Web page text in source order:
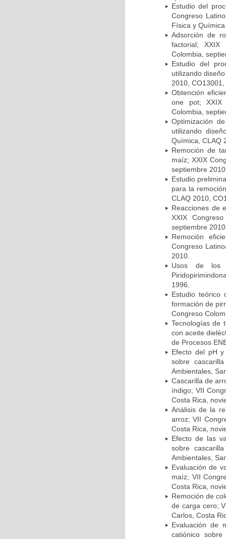
Estudio del
Congreso
Física y
Adsorción de
factorial; XXIX
Colombia,
Estudio del
utilizando
2010,
Obtención
one pot; XXIX
Colombia,
Optimización
utilizando
Química, CLAQ
Remoción de
maíz; XXIX
septiembre
Estudio
para la
CLAQ 2010,
Reacciones de
XXIX
septiembre
Remoción
Congreso
2010.
Usos de los
1996.
Estudio teórico
formación de
Congreso
Tecnologías de
con aceite
de Procesos
Efecto del pH
sobre
Ambientales,
Cascarilla de
índigo; VII
Costa Rica,
Análisis de la
arroz; VII
Costa Rica,
Efecto de las
sobre
Ambientales,
Evaluación de
maíz; VII
Costa Rica,
Remoción de
de carga cero;
Carlos, Costa
Evaluación de
catiónico